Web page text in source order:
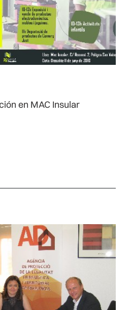
en MAC Insular